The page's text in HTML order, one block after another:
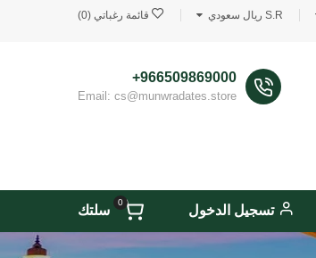
قائمة رغباتي (0) S.R ريال سعودي
966509869000+
Email: cs@munwradates.store
سلتك
0
تسجيل الدخول